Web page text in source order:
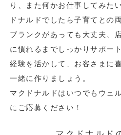
り、また何かお仕事してみた
ドナルドでしたら子育てとの
ブランクがあっても大丈夫、
に慣れるまでしっかりサポー
経験を活かして、お客さまに
一緒に作りましょう。
マクドナルドはいつでもウェ
にご応募ください！